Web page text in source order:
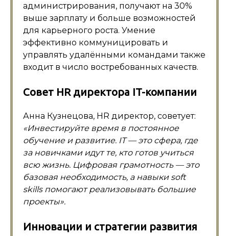
администрирования, получают на 30%
выше зарплату и больше возможностей
для карьерного роста. Умение
эффективно коммуницировать и
управлять удалёнными командами также
входит в число востребованных качеств.
Совет HR директора IT-компании
Анна Кузнецова, HR директор, советует:
«Инвестируйте время в постоянное
обучение и развитие. IT — это сфера, где
за новичками идут те, кто готов учиться
всю жизнь. Цифровая грамотность — это
базовая необходимость, а навыки soft
skills помогают реализовывать большие
проекты».
Инновации и стратегии развития